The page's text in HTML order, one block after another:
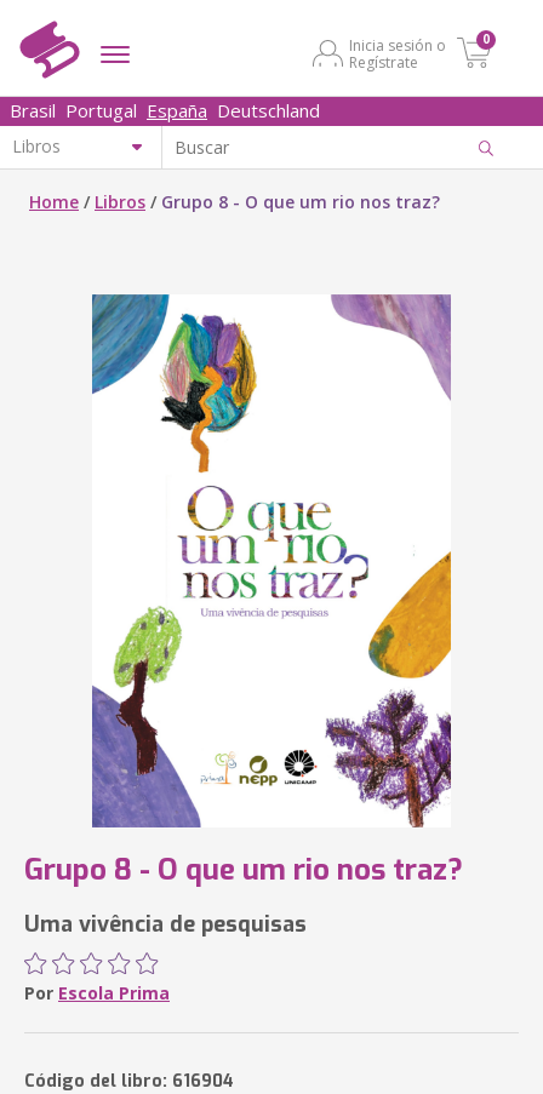
Inicia sesión o
Regístrate
0
Brasil Portugal España Deutschland
Home / Libros / Grupo 8 - O que um rio nos traz?
Grupo 8 - O que um rio nos traz?
Uma vivência de pesquisas
Por Escola Prima
Código del libro: 616904